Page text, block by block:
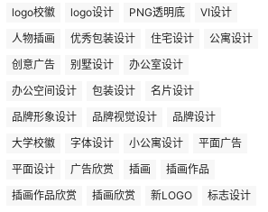
logo校徽 logo设计 PNG透明底
VI设计
人物插画
优秀包装设计 住宅设计
公寓设计
创意广告
别墅设计
办公室设计
办公空间设计
包装设计
名片设计
品牌形象设计
品牌视觉设计
品牌设计
大学校徽
字体设计 小公寓设计
平面广告
平面设计
广告欣赏 插画
插画作品
插画作品欣赏
插画欣赏 新LOGO
标志设计